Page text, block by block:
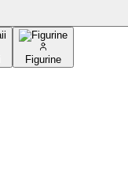
Figurine